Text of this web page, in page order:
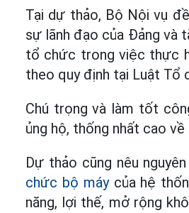
Tại dự thảo, Bộ Nội vụ
sự lãnh đạo của Đảng và
tổ chức trong việc thực
theo quy định tại Luật Tổ
Chú trọng và làm tốt
ủng hộ, thống nhất cao
Dự thảo cũng nêu
chức bộ máycủa hệ
năng, lợi thế, mở rộng